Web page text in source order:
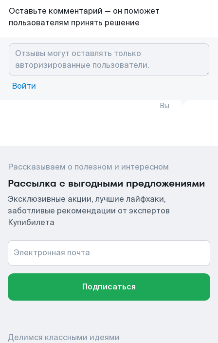
Оставьте комментарий — он поможет
пользователям принять решение
Войти
Вы
Рассказываем о полезном и интересном
Рассылка с выгодными предложениями
Эксклюзивные акции, лучшие лайфхаки,
заботливые рекомендации от экспертов
Купибилета
Электронная почта
Подписаться
Делимся классными идеями